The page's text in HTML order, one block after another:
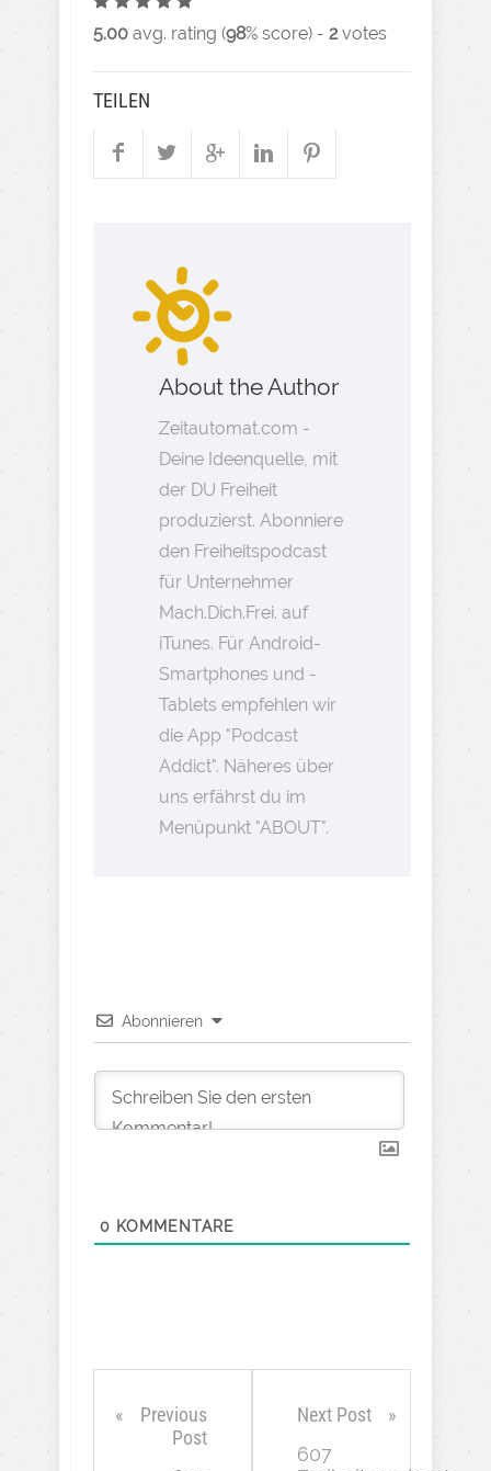
5.00 avg. rating (98% score) - 2votes
TEILEN
About the Author
Zeitautomat.com -
Deine Ideenquelle, mit
der DU Freiheit
produzierst. Abonniere
den Freiheitspodcast
für Unternehmer
Mach.Dich.Frei. auf
iTunes. Für Android-
Smartphones und -
Tablets empfehlen wir
die App "Podcast
Addict". Näheres über
uns erfährst du im
Menüpunkt "ABOUT".
Abonnieren
0 KOMMENTARE
Previous
Post
Next Post
607